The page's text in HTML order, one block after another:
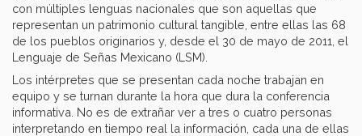
con múltiples lenguas nacionales que son aquellas que
representan un patrimonio cultural tangible, entre ellas las 68
de los pueblos originarios y, desde el 30 de mayo de 2011, el
Lenguaje de Señas Mexicano (LSM).
Los intérpretes que se presentan cada noche trabajan en
equipo y se turnan durante la hora que dura la conferencia
informativa. No es de extrañar ver a tres o cuatro personas
interpretando en tiempo real la información, cada una de ellas